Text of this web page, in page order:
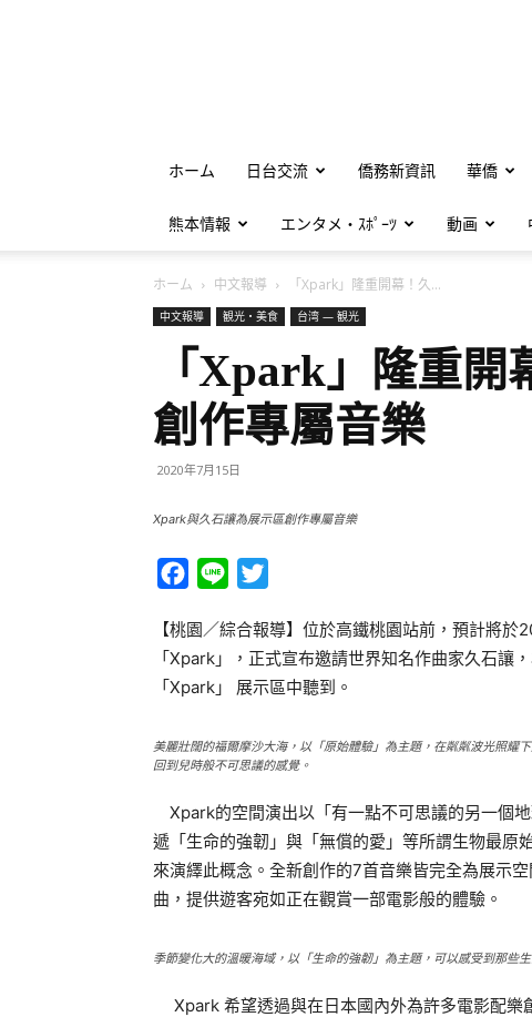
ホーム 日台交流 僑務新資訊 華僑
熊本情報 エンタメ・ｽﾎﾟｰﾂ 動画
ホーム 中文報導 「Xpark」隆重開幕！久...
中文報導 観光・美食 台湾 — 観光
「Xpark」隆重
創作專屬音樂
2020年7月15日
Xpark與久石讓為展示區創作專屬音樂
Facebook
Line
【桃園／綜合報導】位於高鐵桃園站前，預計將
「Xpark」，正式宣布邀請世界知名作曲家久石讓
「Xpark」 展示區中聽到。
美麗壯闊的福爾摩沙大海，以「原始體驗」為主題，在粼粼波光照耀
回到兒時般不可思議的感覺。
Xpark的空間演出以「有一點不可思議的另一個
遞「生命的強韌」與「無償的愛」等所謂生物最原
來演繹此概念。全新創作的7首音樂皆完全為展示
曲，提供遊客宛如正在觀賞一部電影般的體驗。
季節變化大的溫暖海域，以「生命的強韌」為主題，可以感受到那些
Xpark 希望透過與在日本國內外為許多電影配樂